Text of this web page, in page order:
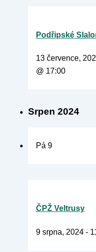
Podřipské
13 července,
@ 17:00
Srpen 2024
Pá 9
ČPŽ Veltrusy
9 srpna, 2024-